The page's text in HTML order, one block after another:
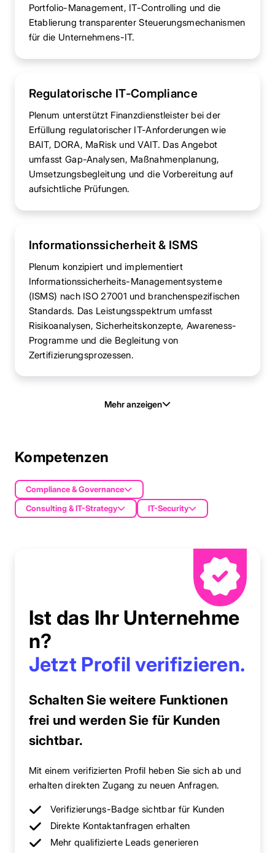
Portfolio-Management, IT-Controlling und die
Etablierung transparenter Steuerungsmechanismen
für die Unternehmens-IT.
Regulatorische IT-Compliance
Plenum unterstützt Finanzdienstleister bei der
Erfüllung regulatorischer IT-Anforderungen wie
BAIT, DORA, MaRisk und VAIT. Das Angebot
umfasst Gap-Analysen, Maßnahmenplanung,
Umsetzungsbegleitung und die Vorbereitung auf
aufsichtliche Prüfungen.
Informationssicherheit & ISMS
Plenum konzipiert und implementiert
Informationssicherheits-Managementsysteme
(ISMS) nach ISO 27001 und branchenspezifischen
Standards. Das Leistungsspektrum umfasst
Risikoanalysen, Sicherheitskonzepte, Awareness-
Programme und die Begleitung von
Zertifizierungsprozessen.
Mehr anzeigen
Kompetenzen
Compliance & Governance
Consulting & IT-Strategy
IT-Security
Ist das Ihr Unternehme
n?
Jetzt Profil verifizieren.
Schalten Sie weitere Funktionen
frei und werden Sie für Kunden
sichtbar.
Mit einem verifizierten Profil heben Sie sich ab und
erhalten direkten Zugang zu neuen Anfragen.
Verifizierungs-Badge sichtbar für Kunden
Direkte Kontaktanfragen erhalten
Mehr qualifizierte Leads generieren